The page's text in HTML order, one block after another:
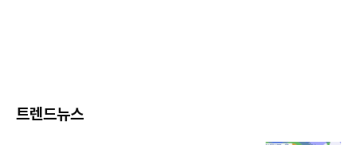
트렌드뉴스